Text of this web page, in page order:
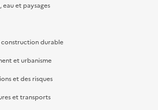
eau et paysages
construction durable
et urbanisme
et des risques
et transports